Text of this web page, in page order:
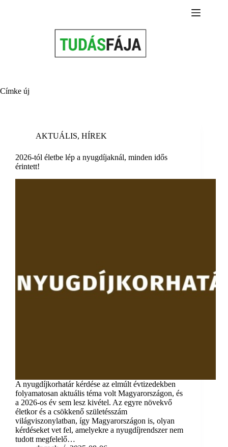
Címke új
AKTUÁLIS, HÍREK
2026-tól életbe lép a nyugdíjaknál, minden idős
érintett!
A nyugdíjkorhatár kérdése az elmúlt évtizedekben
folyamatosan aktuális téma volt Magyarországon, és
a 2026-os év sem lesz kivétel. Az egyre növekvő
életkor és a csökkenő születésszám
világviszonylatban, így Magyarországon is, olyan
kérdéseket vet fel, amelyekre a nyugdíjrendszer nem
tudott megfelelő…